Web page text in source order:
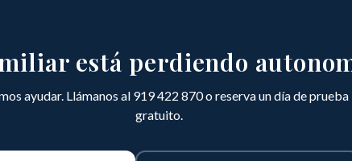
está perdiendo
ayudar. Llámanos al 919 422 870 o reserva un día de prueba
gratuito.